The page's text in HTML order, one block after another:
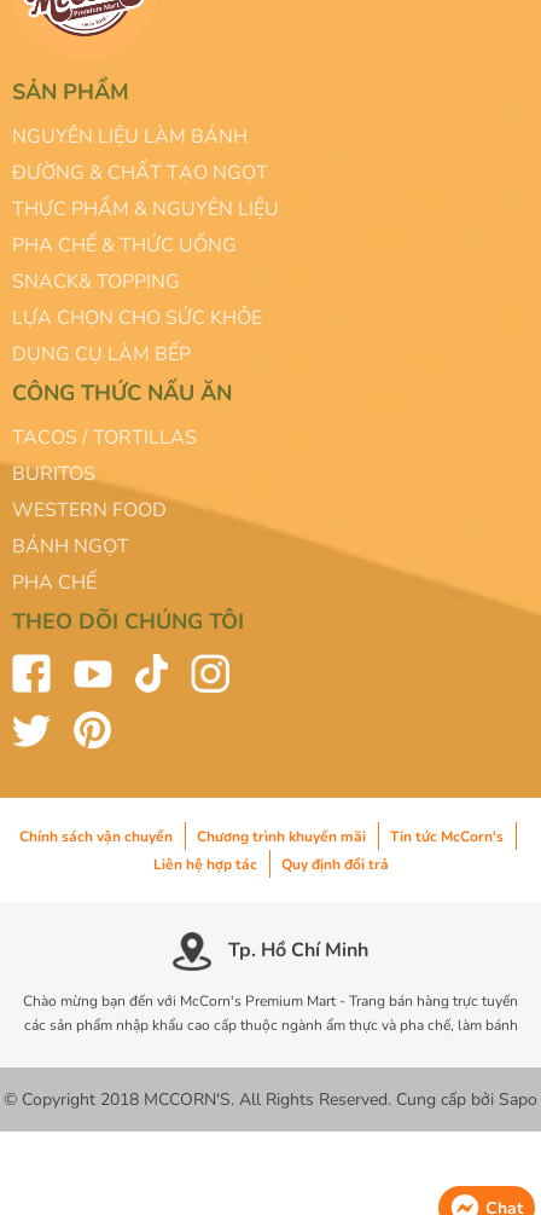
SẢN PHẨM
NGUYÊN LIỆU LÀM BÁNH
ĐƯỜNG & CHẤT TẠO NGỌT
THỰC PHẨM & NGUYÊN LIỆU
PHA CHẾ & THỨC UỐNG
SNACK& TOPPING
LỰA CHỌN CHO SỨC KHỎE
DỤNG CỤ LÀM BẾP
CÔNG THỨC NẤU ĂN
TACOS / TORTILLAS
BURITOS
WESTERN FOOD
BÁNH NGỌT
PHA CHẾ
THEO DÕI CHÚNG TÔI
Chính sách vận chuyển Chương trình khuyến mãi
Tin tức McCorn's
Liên hệ hợp tác
Quy định đổi trả
Tp. Hồ Chí Minh
Chào mừng bạn đến với McCorn's Premium Mart - Trang bán hàng trực tuyến
các sản phẩm nhập khẩu cao cấp thuộc ngành ẩm thực và pha chế, làm bánh
© Copyright 2018 MCCORN'S. All Rights Reserved. Cung cấp bởi Sapo
Chat